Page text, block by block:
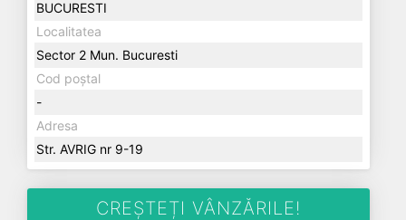
BUCURESTI
Localitatea
Sector 2 Mun. Bucuresti
Cod poștal
-
Adresa
Str. AVRIG nr 9-19
CREȘTEȚI VÂNZĂRILE!